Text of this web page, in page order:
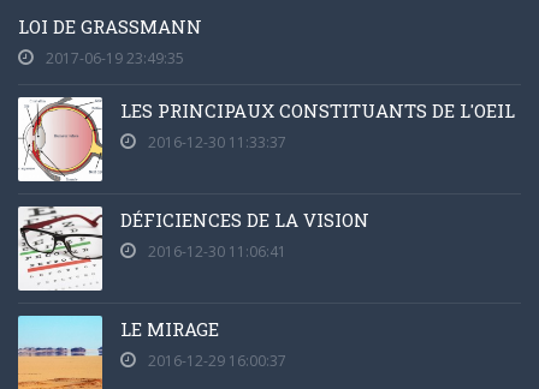
LOI DE GRASSMANN
2017-06-19 23:49:35
LES PRINCIPAUX CONSTITUANTS DE L'OEIL
2016-12-30 11:33:37
DÉFICIENCES DE LA VISION
2016-12-30 11:06:41
LE MIRAGE
2016-12-29 16:00:37